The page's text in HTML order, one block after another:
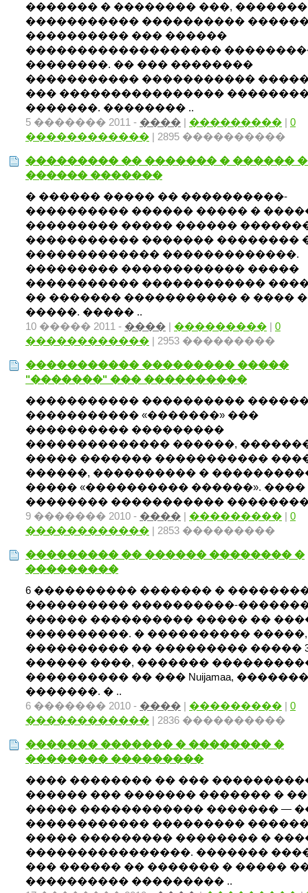
������� � �������� ���, �������
����������� ����������
���������� ��� ������
�������������������
��������. �� ��� ��������
����������� �����������
��� ����������������
�������. �������� ..
5 ������� 2011 - ���� | ��������� | 0
������������ | 2895 ����������
��������� �� ������� � ������
������ �������
� ������ ����� �� ����������-
���������� ������ ����� �
��������� ����� ������
����������� ������� ��������
������������� �������������.
��������� ������������ �����
����������� ������������
�� ������� ����������� � ����
�����. ����� ..
10 ����� 2011 - ���� | ��������� | 0
������������ | 2953 ���������
����������� ��������� �����
"�������" ��� ����������
����������� ����������
����������� «�������» ���
���������� ���������
�������������� ������,
����� ������� �����������
������, ���������� �
����� «���������� ������». ����
�������� �����������
9 ������� 2010 - ���� | ��������� | 0
������������ | 2853 ���������
��������� �� ������ �������� �
���������
6 ���������� ������� �
���������� ����������-
������ ���������� ����� ��
����������. � ���������� �����,
���������� �� ��������� ����� 3
������ ����, �������
���������� �� ��� Nuijamaa,
�������. � ..
6 ������� 2010 - ���� | ��������� | 0
������������ | 2836 ����������
������� ������� � �������� �
�������� ���������
���� �������� �� ���
������ ��� ������� ������� �
����� ������������ ������� —
������������ ���������
����� ��������� �������� �
����������������. �������
��� ������ �� ������� � �����
���������� ��������� ..